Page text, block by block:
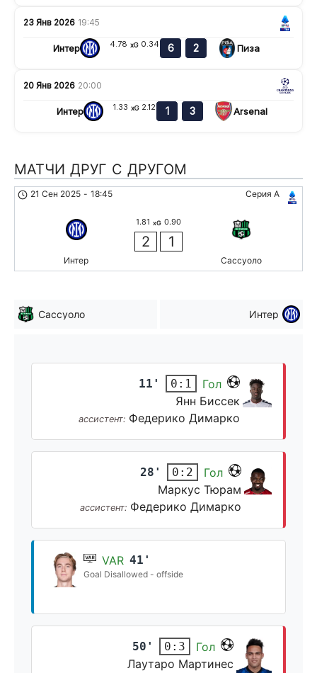
23 Янв 2026 19:45
Интер 4.78 xG 0.34 6 2 Пиза
20 Янв 2026 20:00
Интер 1.33 xG 2.12 1 3 Arsenal
МАТЧИ ДРУГ С ДРУГОМ
Серия А
21 Сен 2025 - 18:45
Интер
1.81 xG 0.90
2 1
Сассуоло
Сассуоло Интер
11' 0:1
Гол
Янн Биссек
ассистент: Федерико Димарко
28' 0:2
Гол
Маркус Тюрам
ассистент: Федерико Димарко
VAR 41'
Goal Disallowed - offside
50' 0:3
Гол
Лаутаро Мартинес